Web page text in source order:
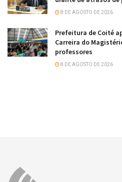
8 DE AGOSTO DE 2026
Prefeitura de Coité
Carreira do
professores
8 DE AGOSTO DE 2026